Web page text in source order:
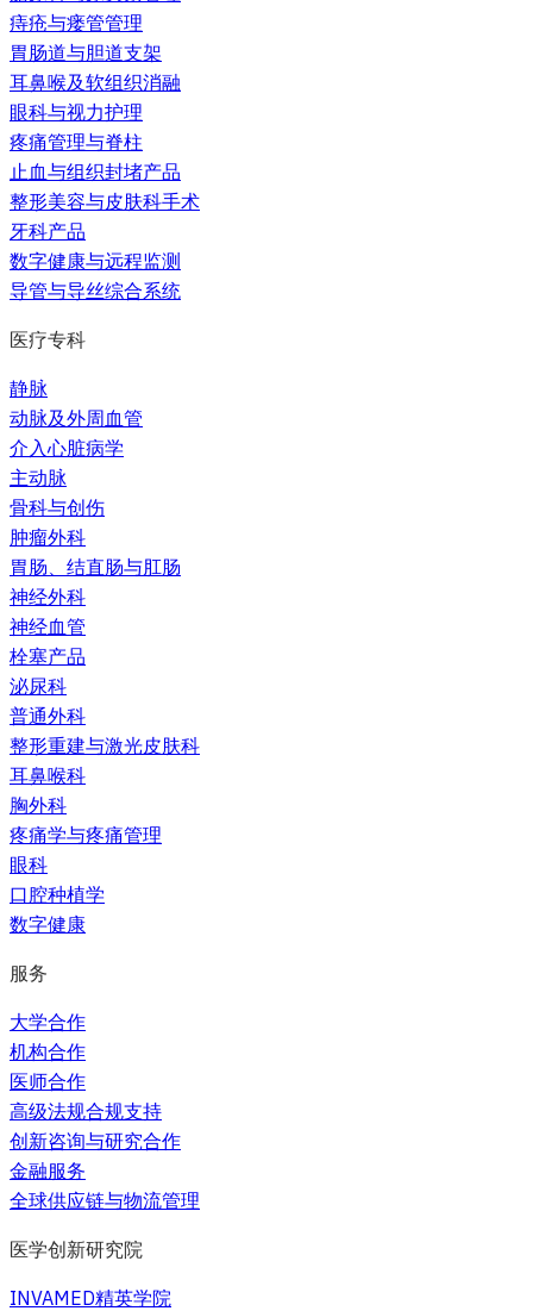
痔疮与瘘管管理
胃肠道与胆道支架
耳鼻喉及软组织消融
眼科与视力护理
疼痛管理与脊柱
止血与组织封堵产品
整形美容与皮肤科手术
牙科产品
数字健康与远程监测
导管与导丝综合系统
医疗专科
静脉
动脉及外周血管
介入心脏病学
主动脉
骨科与创伤
肿瘤外科
胃肠、结直肠与肛肠
神经外科
神经血管
栓塞产品
泌尿科
普通外科
整形重建与激光皮肤科
耳鼻喉科
胸外科
疼痛学与疼痛管理
眼科
口腔种植学
数字健康
服务
大学合作
机构合作
医师合作
高级法规合规支持
创新咨询与研究合作
金融服务
全球供应链与物流管理
医学创新研究院
INVAMED精英学院